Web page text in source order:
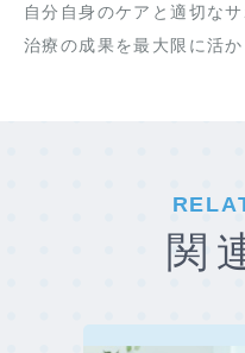
自分自身のケアと適切な
治療の成果を最大限に活か
関